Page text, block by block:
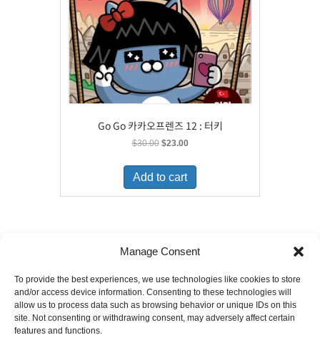
Manage Consent
To provide the best experiences, we use technologies like cookies to store
and/or access device information. Consenting to these technologies will
allow us to process data such as browsing behavior or unique IDs on this
site. Not consenting or withdrawing consent, may adversely affect certain
features and functions.
Go Go 카카오프렌즈 12 : 터키
$30.00 Original
was:
$30.00.
$23.00Current
is:
$23.00.
Add to cart
6880 Orangethorpe Avenue, Suite D
Buena Park, CA 90620
E-mail to info@ibookpark.com
Tel: 714-266-0220